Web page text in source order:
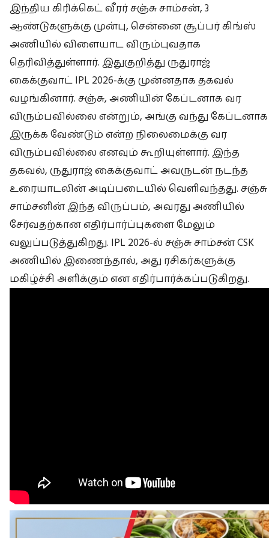
இந்திய கிரிக்கெட் வீரர் சஞ்சு சாம்சன், 3
ஆண்டுகளுக்கு முன்பு, சென்னை சூப்பர் கிங்ஸ்
அணியில் விளையாட விரும்புவதாக
தெரிவித்துள்ளார். இதுகுறித்து ருதுராஜ்
கைக்குவாட் IPL 2026-க்கு முன்னதாக தகவல்
வழங்கினார். சஞ்சு, அணியின் கேப்டனாக வர
விரும்பவில்லை என்றும், அங்கு வந்து கேப்டனாக
இருக்க வேண்டும் என்ற நிலைமைக்கு வர
விரும்பவில்லை எனவும் கூறியுள்ளார். இந்த
தகவல், ருதுராஜ் கைக்குவாட் அவருடன் நடந்த
உரையாடலின் அடிப்படையில் வெளிவந்தது. சஞ்சு
சாம்சனின் இந்த விருப்பம், அவரது அணியில்
சேர்வதற்கான எதிர்பார்ப்புகளை மேலும்
வலுப்படுத்துகிறது. IPL 2026-ல் சஞ்சு சாம்சன் CSK
அணியில் இணைந்தால், அது ரசிகர்களுக்கு
மகிழ்ச்சி அளிக்கும் என எதிர்பார்க்கப்படுகிறது.